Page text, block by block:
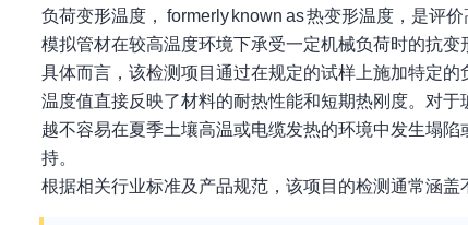
负荷变形温度， formerly known as 热变形温度，是评
模拟管材在较高温度环境下承受一定机械负荷时的抗变
具体而言，该检测项目通过在规定的试样上施加特定
温度值直接反映了材料的耐热性能和短期热刚度。对
越不容易在夏季土壤高温或电缆发热的环境中发生塌
持。
根据相关行业标准及产品规范，该项目的检测通常涵